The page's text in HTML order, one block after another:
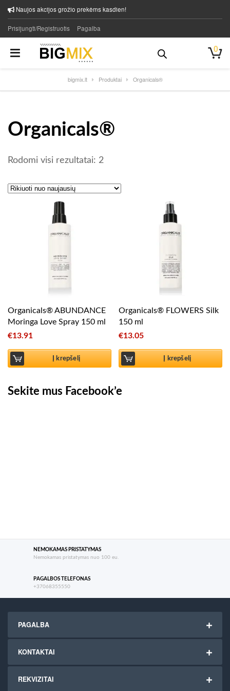
Naujos akcijos grožio prekėms kasdien!
Prisijungti/Registruotis Pagalba
0
bigmix.lt Produktai Organicals®
Organicals®
Rodomi visi rezultatai: 2Rūšiuojama pagal naujausią
Organicals® ABUNDANCE
Moringa Love Spray 150 ml
€13.91
Į krepšelį
Organicals® FLOWERS Silk
150 ml
€13.05
Į krepšelį
Sekite mus Facebook’e
NEMOKAMAS PRISTATYMAS
Nemokamas pristatymas nuo 100 eu.
PAGALBOS TELEFONAS
+37068355550
PAGALBA
KONTAKTAI
REKVIZITAI